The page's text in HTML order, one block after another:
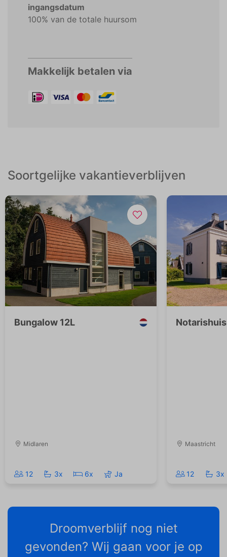
ingangsdatum
100% van de totale huursom
Makkelijk betalen via
Soortgelijke vakantieverblijven
Bungalow 12L
Midlaren
12 3x 6x Ja
Maastricht
12 3x
Droomverblijf nog niet
gevonden? Wij gaan voor je op